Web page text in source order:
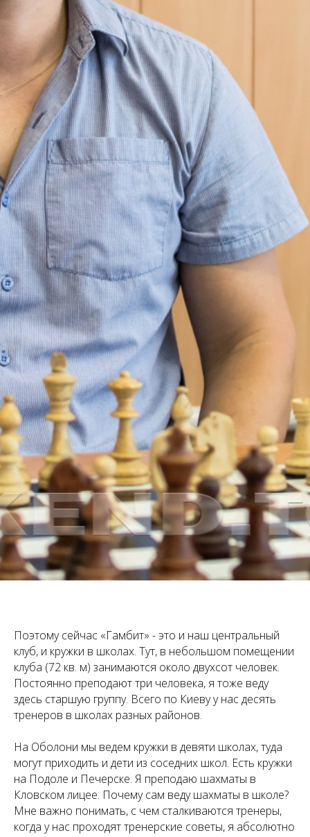
Поэтому сейчас «Гамбит» - это и наш центральный
клуб, и кружки в школах. Тут, в небольшом помещении
клуба (72 кв. м) занимаются около двухсот человек.
Постоянно преподают три человека, я тоже веду
здесь старшую группу. Всего по Киеву у нас десять
тренеров в школах разных районов.
На Оболони мы ведем кружки в девяти школах, туда
могут приходить и дети из соседних школ. Есть кружки
на Подоле и Печерске. Я преподаю шахматы в
Кловском лицее. Почему сам веду шахматы в школе?
Мне важно понимать, с чем сталкиваются тренеры,
когда у нас проходят тренерские советы, я абсолютно